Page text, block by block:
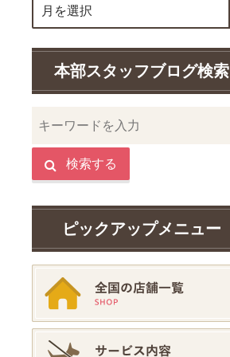
本部スタッフブログ検索
検索する
ピックアップメニュー